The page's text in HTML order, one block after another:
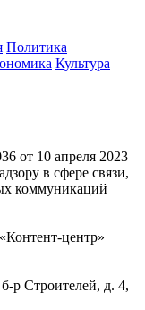
Политика
Культура
от 10 апреля 2023
в сфере связи,
коммуникаций
центр»
р Строителей, д. 4,